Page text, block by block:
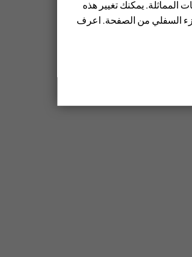
المماثلة. يمكنك تغيير هذه
السفلي من الصفحة. اعرف